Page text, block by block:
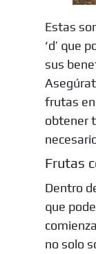
Estas
‘d’ que
sus
frutas
obtener
Frutas
Dentro
que
no solo